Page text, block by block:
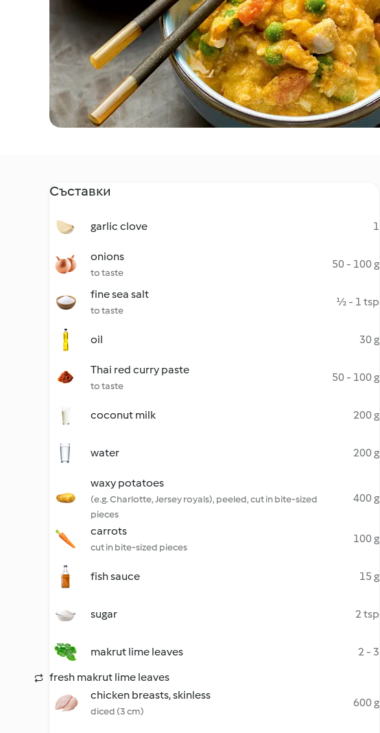
Съставки
garlic clove 1
onions
to taste
50 - 100 g
fine sea salt
to taste
½ - 1 tsp
oil 30 g
Thai red curry paste
to taste
50 - 100 g
coconut milk 200 g
water 200 g
waxy potatoes
(e.g. Charlotte, Jersey royals), peeled, cut in bite-sized
pieces
400 g
carrots
cut in bite-sized pieces
100 g
fish sauce 15 g
sugar 2 tsp
makrut lime leaves
2 - 3
fresh makrut lime leaves
chicken breasts, skinless
diced (3 cm)
600 g